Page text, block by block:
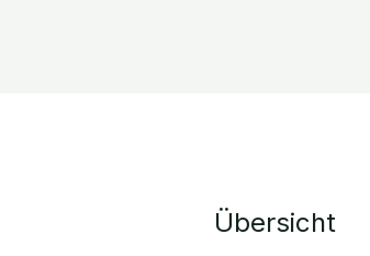
Übersicht